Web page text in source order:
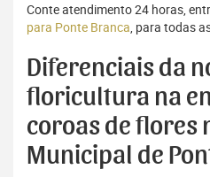
Conte atendimento 24 horas,
para Ponte Branca, para todas
Diferenciais da
floricultura na
coroas de flores
Municipal de